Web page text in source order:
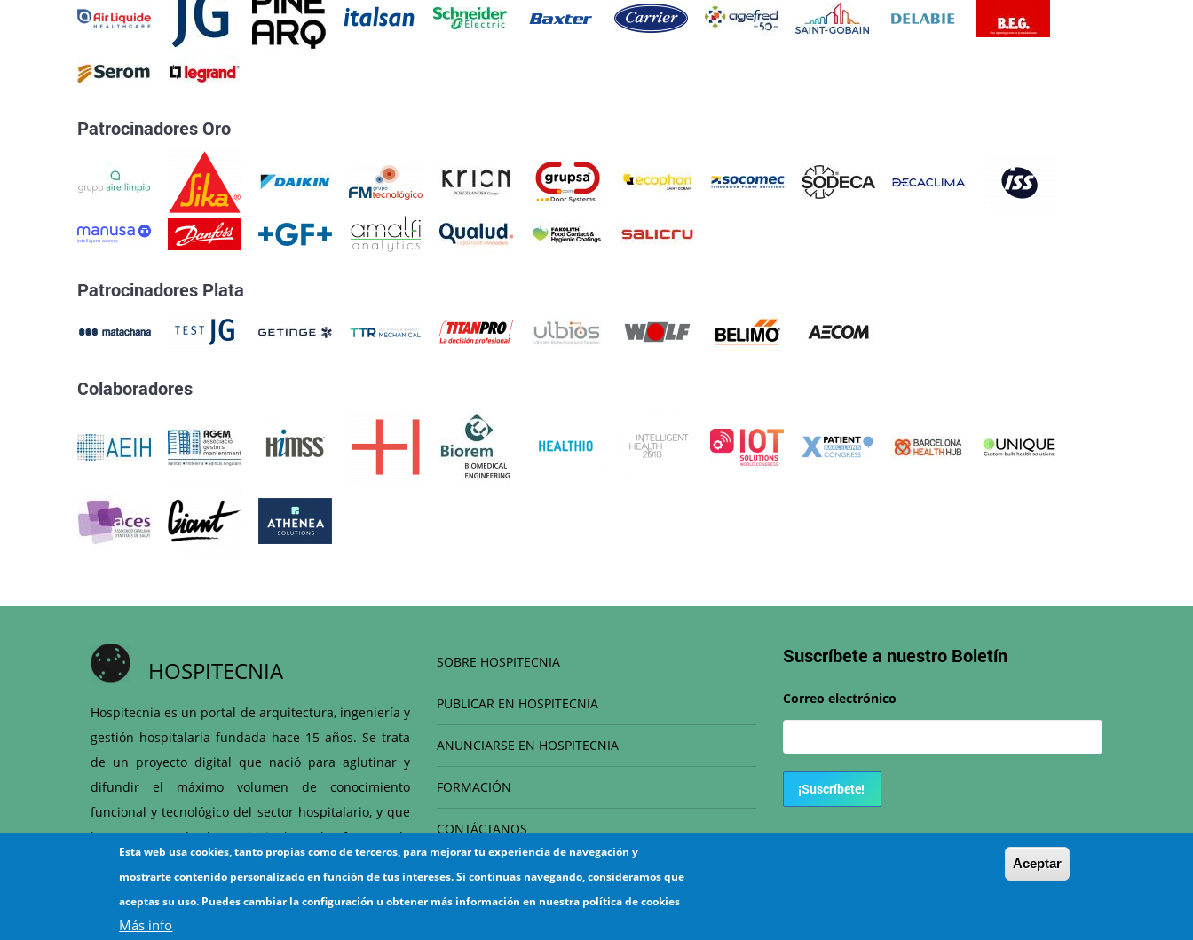
Patrocinadores Oro
Patrocinadores Plata
Colaboradores
HOSPITECNIA
Hospitecnia es un portal de arquitectura, ingeniería y
gestión hospitalaria fundada hace 15 años. Se trata
de un proyecto digital que nació para aglutinar y
difundir el máximo volumen de conocimiento
funcional y tecnológico del sector hospitalario, y que
hoy es una de las principales plataformas de
articulación entre hospitales y proveedores del
ámbito sanitario.
SOBRE HOSPITECNIA
PUBLICAR EN HOSPITECNIA
ANUNCIARSE EN HOSPITECNIA
FORMACIÓN
CONTÁCTANOS
Suscríbete a nuestro Boletín
Correo electrónico
¡Suscríbete!
Esta web usa cookies, tanto propias como de terceros, para mejorar tu experiencia de navegación y
mostrarte contenido personalizado en función de tus intereses. Si continuas navegando, consideramos que
aceptas su uso. Puedes cambiar la configuración u obtener más información en nuestra política de cookies
Más info
Aceptar